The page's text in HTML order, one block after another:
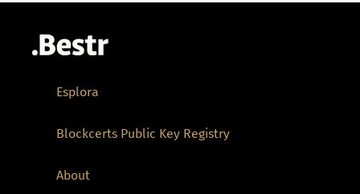
Esplora
Blockcerts Public Key Registry
About